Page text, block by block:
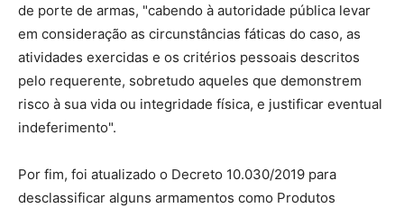
de porte de armas, "cabendo à autoridade pública levar
em consideração as circunstâncias fáticas do caso, as
atividades exercidas e os critérios pessoais descritos
pelo requerente, sobretudo aqueles que demonstrem
risco à sua vida ou integridade física, e justificar eventual
indeferimento".
Por fim, foi atualizado o Decreto 10.030/2019 para
desclassificar alguns armamentos como Produtos